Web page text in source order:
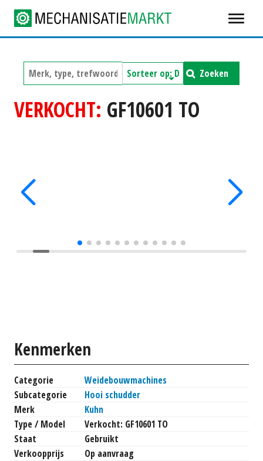
Zoeken
VERKOCHT: GF10601 TO
Kenmerken
Categorie
Weidebouwmachines
Subcategorie
Hooi schudder
Merk
Kuhn
Type / Model
Verkocht: GF10601 TO
Staat
Gebruikt
Verkoopprijs
Op aanvraag